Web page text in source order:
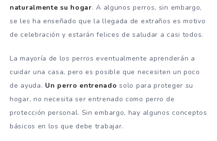
naturalmente su hogar. A algunos perros, sin embargo,
se les ha enseñado que la llegada de extraños es motivo
de celebración y estarán felices de saludar a casi todos.
La mayoría de los perros eventualmente aprenderán a
cuidar una casa, pero es posible que necesiten un poco
de ayuda. Un perro entrenado solo para proteger su
hogar, no necesita ser entrenado como perro de
protección personal. Sin embargo, hay algunos conceptos
básicos en los que debe trabajar.